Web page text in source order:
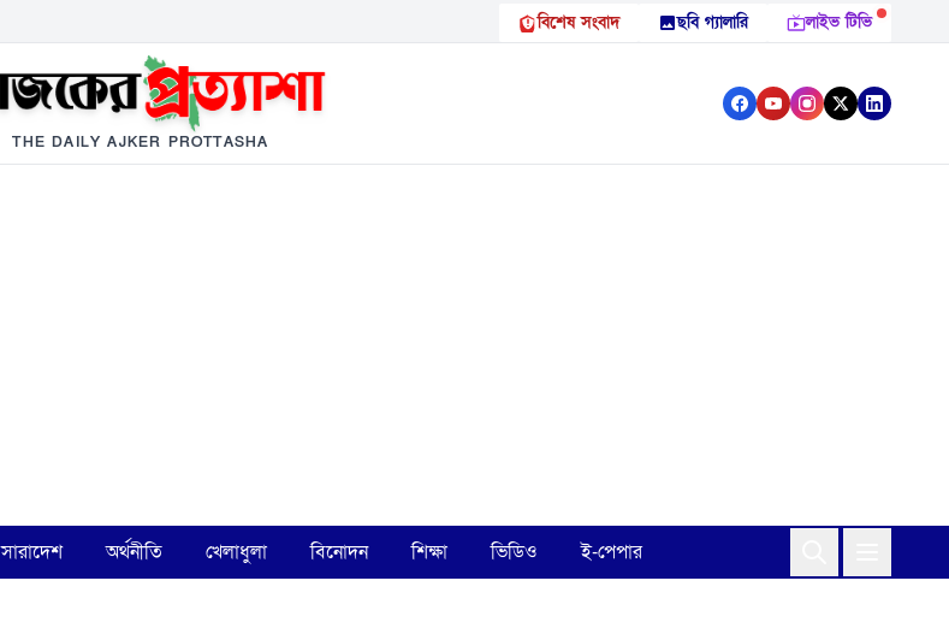
বিশেষ সংবাদ ছবি গ্যালারি লাইভ টিভি
THE DAILY AJKER PROTTASHA
সারাদেশ অর্থনীতি খেলাধুলা বিনোদন শিক্ষা ভিডিও ই-পেপার